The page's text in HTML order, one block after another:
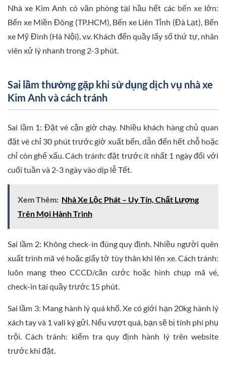
Nhà xe Kim Anh có văn phòng tại hầu hết các bến xelớn:
Bến xe Miền Đông (TP.HCM), Bến xe Liên Tỉnh (Đà Lạt), Bến
xe Mỹ Đình (Hà Nội), v.v. Khách đến quầy lấy số thứ tự, nhân
viên xử lý nhanh trong 2-3 phút.
Sai lầm thường gặp khi sử dụng dịch vụ nhà xe
Kim Anh và cách tránh
Sai lầm 1: Đặt vé cận giờ chạy. Nhiều khách hàng chủ quan
đặt vé chỉ 30 phút trước giờ xuất bến, dẫn đến hết chỗ hoặc
chỉ còn ghế xấu. Cách tránh: đặt trước ít nhất 1 ngày đối với
cuối tuần và 2-3 ngày vào dịp lễ Tết.
Xem Thêm: Nhà Xe Lộc Phát – Uy Tín, Chất Lượng
Trên Mọi Hành Trình
Sai lầm 2: Không check-in đúng quy định. Nhiều người quên
xuất trình mã vé hoặc giấy tờ tùy thân khi lên xe. Cách tránh:
luôn mang theo CCCD/căn cước hoặc hình chụp mã vé,
check-in tại quầy trước 15 phút.
Sai lầm 3: Mang hành lý quá khổ. Xe có giới hạn 20kg hành lý
xách tay và 1 vali ký gửi. Nếu vượt quá, bạn sẽ bị tính phí phụ
trội. Cách tránh: kiểm tra quy định hành lý trên website
trước khi đặt.